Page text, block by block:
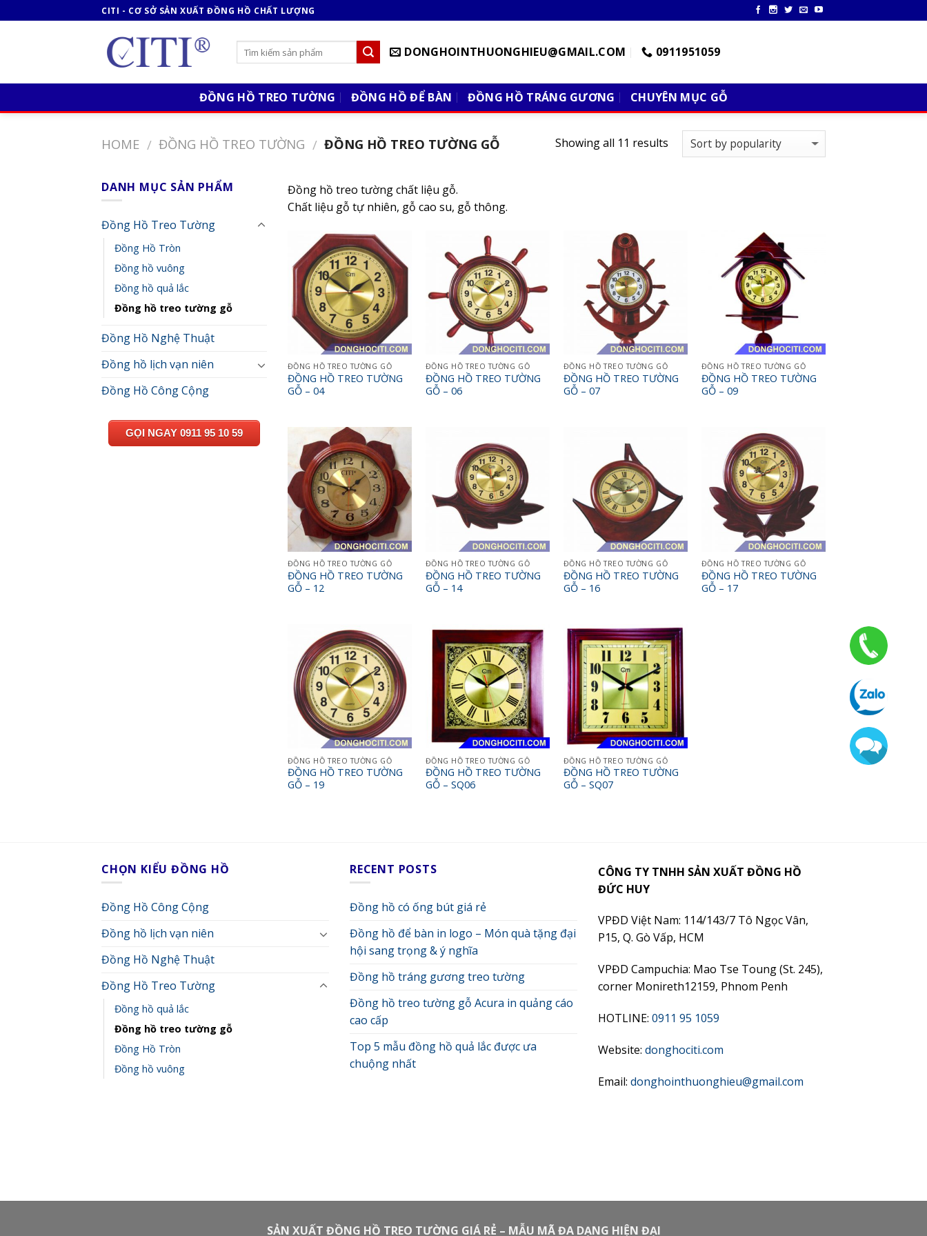
to
CITI - CƠ SỞ SẢN XUẤT ĐỒNG HỒ CHẤT LƯỢNG
DONGHOINTHUONGHIEU@GMAIL.COM 0911951059
ĐỒNG HỒ TREO TƯỜNG ĐỒNG HỒ ĐỂ BÀN ĐỒNG HỒ TRÁNG GƯƠNG CHUYÊN MỤC GỖ
HOME / ĐỒNG HỒ TREO TƯỜNG / ĐỒNG HỒ TREO TƯỜNG GỖ Showing all 11 results
DANH MỤC SẢN PHẨM
Đồng Hồ Treo Tường
Đồng Hồ Tròn
Đồng hồ vuông
Đồng hồ quả lắc
Đồng hồ treo tường gỗ
Đồng Hồ Nghệ Thuật
Đồng hồ lịch vạn niên
Đồng Hồ Công Cộng
GỌI NGAY 0911 95 10 59
Đồng hồ treo tường chất liệu gỗ.
Chất liệu gỗ tự nhiên, gỗ cao su, gỗ thông.
ĐỒNG HỒ TREO TƯỜNG GỖ
ĐỒNG HỒ TREO TƯỜNG
GỖ – 04
ĐỒNG HỒ TREO TƯỜNG GỖ
ĐỒNG HỒ TREO TƯỜNG
GỖ – 06
ĐỒNG HỒ TREO TƯỜNG GỖ
ĐỒNG HỒ TREO TƯỜNG
GỖ – 07
ĐỒNG HỒ TREO TƯỜNG GỖ
ĐỒNG HỒ TREO TƯỜNG
GỖ – 09
ĐỒNG HỒ TREO TƯỜNG GỖ
ĐỒNG HỒ TREO TƯỜNG
GỖ – 12
ĐỒNG HỒ TREO TƯỜNG GỖ
ĐỒNG HỒ TREO TƯỜNG
GỖ – 14
ĐỒNG HỒ TREO TƯỜNG GỖ
ĐỒNG HỒ TREO TƯỜNG
GỖ – 16
ĐỒNG HỒ TREO TƯỜNG GỖ
ĐỒNG HỒ TREO TƯỜNG
GỖ – 17
ĐỒNG HỒ TREO TƯỜNG GỖ
ĐỒNG HỒ TREO TƯỜNG
GỖ – 19
ĐỒNG HỒ TREO TƯỜNG GỖ
ĐỒNG HỒ TREO TƯỜNG
GỖ – SQ06
ĐỒNG HỒ TREO TƯỜNG GỖ
ĐỒNG HỒ TREO TƯỜNG
GỖ – SQ07
CHỌN KIỂU ĐỒNG HỒ
Đồng Hồ Công Cộng
Đồng hồ lịch vạn niên
Đồng Hồ Nghệ Thuật
Đồng Hồ Treo Tường
Đồng hồ quả lắc
Đồng hồ treo tường gỗ
Đồng Hồ Tròn
Đồng hồ vuông
RECENT POSTS
Đồng hồ có ống bút giá rẻ
Đồng hồ để bàn in logo – Món quà tặng đại
hội sang trọng & ý nghĩa
Đồng hồ tráng gương treo tường
Đồng hồ treo tường gỗ Acura in quảng cáo
cao cấp
Top 5 mẫu đồng hồ quả lắc được ưa
chuộng nhất
CÔNG TY TNHH SẢN XUẤT ĐỒNG HỒ
ĐỨC HUY
VPĐD Việt Nam: 114/143/7 Tô Ngọc Vân,
P15, Q. Gò Vấp, HCM
VPĐD Campuchia: Mao Tse Toung (St. 245),
corner Monireth12159, Phnom Penh
HOTLINE: 0911 95 1059
Website: donghociti.com
Email: donghointhuonghieu@gmail.com
SẢN XUẤT ĐỒNG HỒ TREO TƯỜNG GIÁ RẺ – MẪU MÃ ĐA DẠNG HIỆN ĐẠI